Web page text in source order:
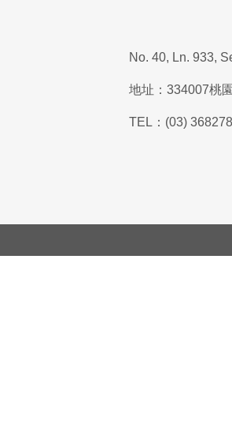
No. 40, Ln. 933,
地址：334007桃
TEL ： (03)